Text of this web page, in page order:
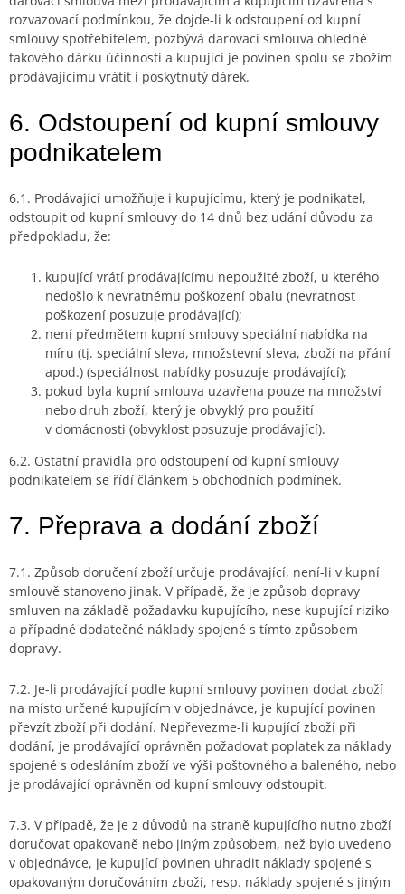
rozvazovací podmínkou, že dojde-li k odstoupení od kupní
smlouvy spotřebitelem, pozbývá darovací smlouva ohledně
takového dárku účinnosti a kupující je povinen spolu se zbožím
prodávajícímu vrátit i poskytnutý dárek.
6. Odstoupení od kupní smlouvy
podnikatelem
6.1. Prodávající umožňuje i kupujícímu, který je podnikatel,
odstoupit od kupní smlouvy do 14 dnů bez udání důvodu za
předpokladu, že:
kupující vrátí prodávajícímu nepoužité zboží, u kterého
nedošlo k nevratnému poškození obalu (nevratnost
poškození posuzuje prodávající);
není předmětem kupní smlouvy speciální nabídka na
míru (tj. speciální sleva, množstevní sleva, zboží na přání
apod.) (speciálnost nabídky posuzuje prodávající);
pokud byla kupní smlouva uzavřena pouze na množství
nebo druh zboží, který je obvyklý pro použití
v domácnosti (obvyklost posuzuje prodávající).
6.2. Ostatní pravidla pro odstoupení od kupní smlouvy
podnikatelem se řídí článkem 5 obchodních podmínek.
7. Přeprava a dodání zboží
7.1. Způsob doručení zboží určuje prodávající, není-li v kupní
smlouvě stanoveno jinak. V případě, že je způsob dopravy
smluven na základě požadavku kupujícího, nese kupující riziko
a případné dodatečné náklady spojené s tímto způsobem
dopravy.
7.2. Je-li prodávající podle kupní smlouvy povinen dodat zboží
na místo určené kupujícím v objednávce, je kupující povinen
převzít zboží při dodání. Nepřevezme-li kupující zboží při
dodání, je prodávající oprávněn požadovat poplatek za náklady
spojené s odesláním zboží ve výši poštovného a baleného, nebo
je prodávající oprávněn od kupní smlouvy odstoupit.
7.3. V případě, že je z důvodů na straně kupujícího nutno zboží
doručovat opakovaně nebo jiným způsobem, než bylo uvedeno
v objednávce, je kupující povinen uhradit náklady spojené s
opakovaným doručováním zboží, resp. náklady spojené s jiným